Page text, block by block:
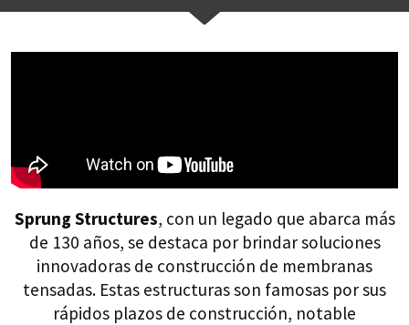
Sprung Structures, con un legado que abarca más
de 130 años, se destaca por brindar soluciones
innovadoras de construcción de membranas
tensadas. Estas estructuras son famosas por sus
rápidos plazos de construcción, notable